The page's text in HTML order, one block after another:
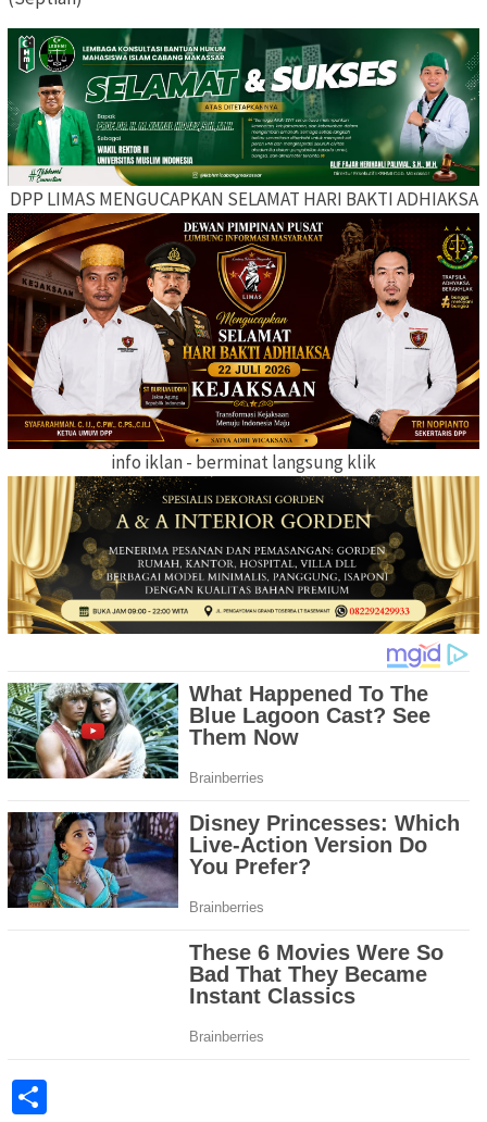
DPP LIMAS MENGUCAPKAN SELAMAT HARI BAKTI ADHIAKSA
info iklan - berminat langsung klik